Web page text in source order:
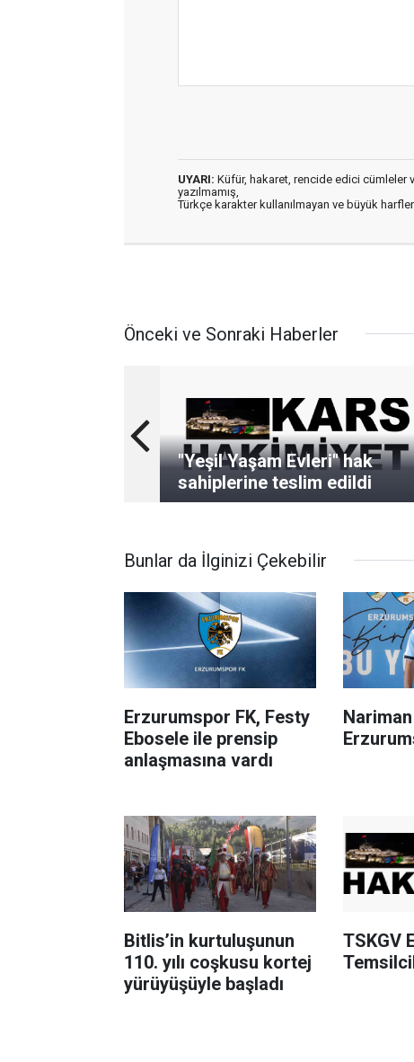
UYARI: Küfür, hakaret, rencide edici cümleler
yazılmamış,
Türkçe karakter kullanılmayan ve büyük
Önceki ve Sonraki Haberler
"Yeşil Yaşam Evleri" hak
sahiplerine teslim edildi
Bunlar da İlginizi Çekebilir
Erzurumspor FK, Festy
Ebosele ile prensip
anlaşmasına vardı
Bitlis’in kurtuluşunun
110. yılı coşkusu kortej
yürüyüşüyle başladı
TSKGV